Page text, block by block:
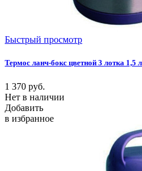
Быстрый просмотр
Термос ланч-бокс цветной 3 лотка 1,5
1 370 руб.
Нет в наличии
Добавить
в избранное